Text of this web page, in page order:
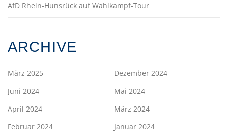
AfD Rhein-Hunsrück auf Wahlkampf-Tour
ARCHIVE
März 2025
Dezember 2024
Juni 2024
Mai 2024
April 2024
März 2024
Februar 2024
Januar 2024